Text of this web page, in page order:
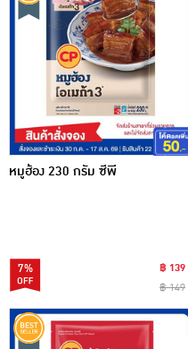
หมูฮ้อง 230 กรัม ซีพี
7%
฿ 139
฿ 149